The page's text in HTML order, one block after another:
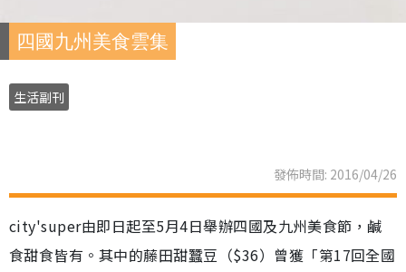
四國九州美食雲集
生活副刊
發佈時間: 2016/04/26
city'super由即日起至5月4日舉辦四國及九州美食節，鹹
食甜食皆有。其中的藤田甜蠶豆（$36）曾獲「第17回全國